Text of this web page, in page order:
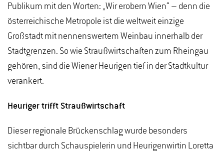
Publikum mit den Worten: „Wir erobern Wien“ – denn die
österreichische Metropole ist die weltweit einzige
Großstadt mit nennenswertem Weinbau innerhalb der
Stadtgrenzen. So wie Straußwirtschaften zum Rheingau
gehören, sind die Wiener Heurigen tief in der Stadtkultur
verankert.
Heuriger trifft Straußwirtschaft
Dieser regionale Brückenschlag wurde besonders
sichtbar durch Schauspielerin und Heurigenwirtin Loretta